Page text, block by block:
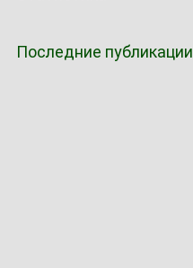
Последние публикации